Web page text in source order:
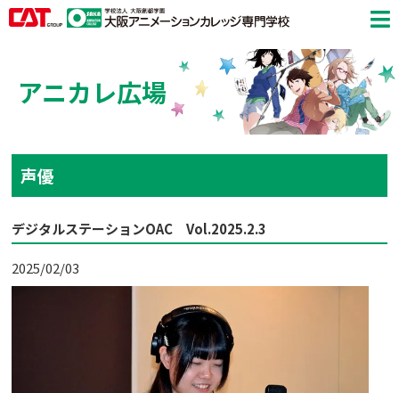
アニカレ広場
声優
デジタルステーションOAC Vol.2025.2.3
2025/02/03